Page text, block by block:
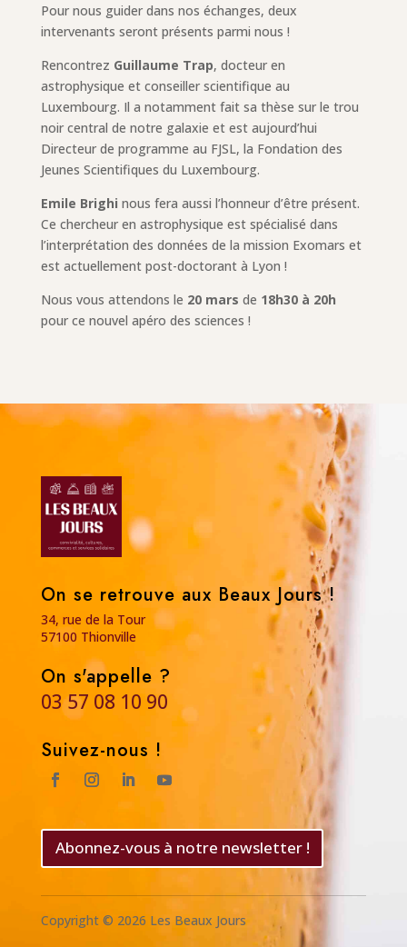
Pour nous guider dans nos échanges, deux
intervenants seront présents parmi nous !
Rencontrez Guillaume Trap, docteur en
astrophysique et conseiller scientifique au
Luxembourg. Il a notamment fait sa thèse sur le trou
noir central de notre galaxie et est aujourd’hui
Directeur de programme au FJSL, la Fondation des
Jeunes Scientifiques du Luxembourg.
Emile Brighi nous fera aussi l’honneur d’être présent.
Ce chercheur en astrophysique est spécialisé dans
l’interprétation des données de la mission Exomars et
est actuellement post-doctorant à Lyon !
Nous vous attendons le 20 mars de 18h30 à 20h
pour ce nouvel apéro des sciences !
On se retrouve aux Beaux Jours !
34, rue de la Tour
57100 Thionville
On s'appelle ?
03 57 08 10 90
Suivez-nous !
Abonnez-vous à notre newsletter !
Copyright © 2026 Les Beaux Jours